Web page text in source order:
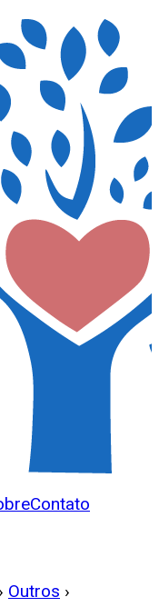
Contato
› Outros ›